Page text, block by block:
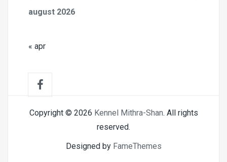
august 2026
« apr
Copyright © 2026 Kennel Mithra-Shan. All rights
reserved.
Designed by FameThemes